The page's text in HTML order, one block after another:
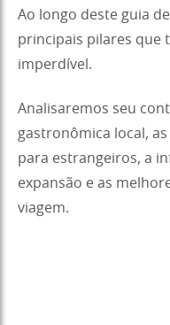
Ao longo deste guia
principais pilares que
imperdível.
Analisaremos seu
gastronômica local,
para estrangeiros, a
expansão e as
viagem.